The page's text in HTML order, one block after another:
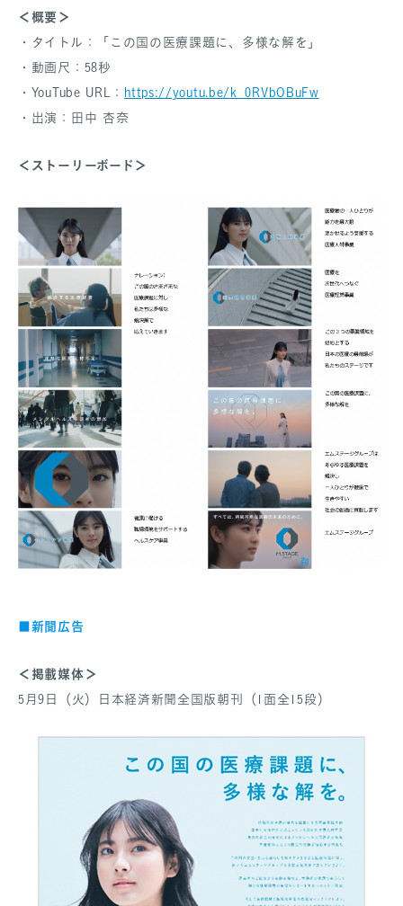
＜概要＞
・タイトル：「この国の医療課題に、多様な解を」
・動画尺：58秒
・YouTube URL： https://youtu.be/k_0RVbOBuFw
・出演：田中 杏奈
＜ストーリーボード＞
■新聞広告
＜掲載媒体＞
5月9日（火）日本経済新聞全国版朝刊（1面全15段）